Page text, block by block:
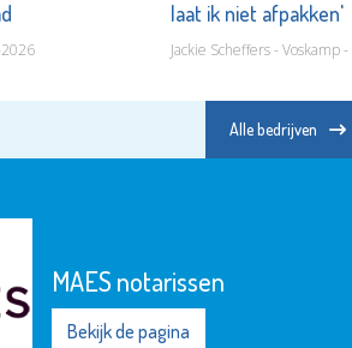
laat ik niet afpakken'
Jackie Scheffers - Voskamp
Alle bedrijven
MAES notarissen
Bekijk de pagina